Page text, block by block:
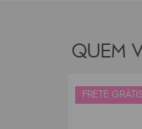
QUEM
FRETE GRÁTIS